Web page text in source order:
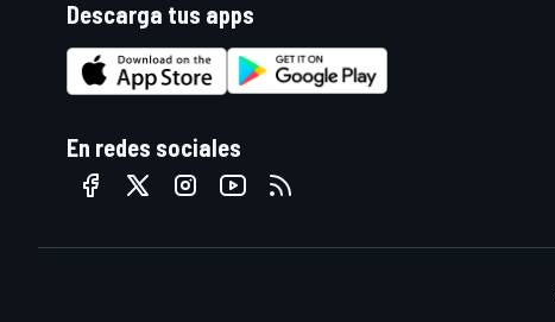
Descarga tus apps
En redes sociales